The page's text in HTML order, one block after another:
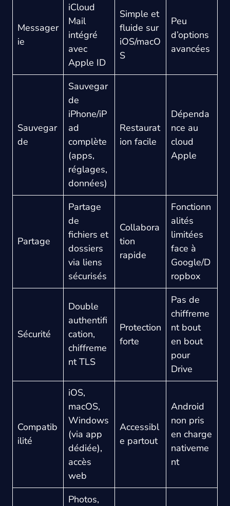
Messager
ie
iCloud
Mail
intégré
avec
Apple ID
Simple et
fluide sur
iOS/macO
S
Peu
d’options
avancées
Sauvegar
de
Sauvegar
de
iPhone/iP
ad
complète
(apps,
réglages,
données)
Restaurat
ion facile
Dépenda
nce au
cloud
Apple
Partage
Partage
de
fichiers et
dossiers
via liens
sécurisés
Collabora
tion
rapide
Fonctionn
alités
limitées
face à
Google/D
ropbox
Sécurité
Double
authentifi
cation,
chiffreme
nt TLS
Protection
forte
Pas de
chiffreme
nt bout
en bout
pour
Drive
Compatib
ilité
iOS,
macOS,
Windows
(via app
dédiée),
accès
web
Accessibl
e partout
Android
non pris
en charge
nativeme
nt
Photos,